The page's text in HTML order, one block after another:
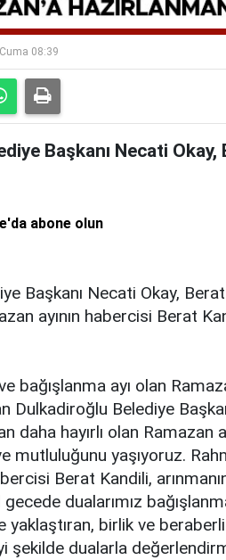
08:39
Başkanı Necati
abone olun
Başkanı Necati Okay,
ayının habercisi Berat
bağışlanma ayı olan
Dulkadiroğlu Belediye
daha hayırlı olan Ramazan
mutluluğunu yaşıyoruz.
Berat Kandili,
dualarımız
yaklaştıran, birlik ve
şekilde dualarla